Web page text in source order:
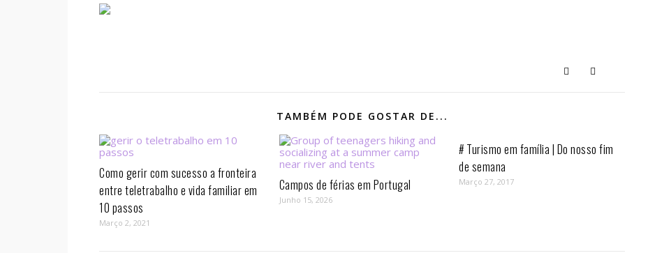
TAMBÉM PODE GOSTAR DE...
Como gerir com sucesso a fronteira
entre teletrabalho e vida familiar em
10 passos⁣
Março 2, 2021
Campos de férias em Portugal
Junho 15, 2026
# Turismo em família | Do nosso fim
de semana
Março 27, 2017